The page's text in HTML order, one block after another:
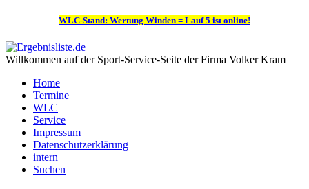
WLC-Stand: Wertung Winden = Lauf 5 ist online!
Willkommen auf der Sport-Service-Seite der Firma Volker Kram
Home
Termine
WLC
Service
Impressum
Datenschutzerklärung
intern
Suchen